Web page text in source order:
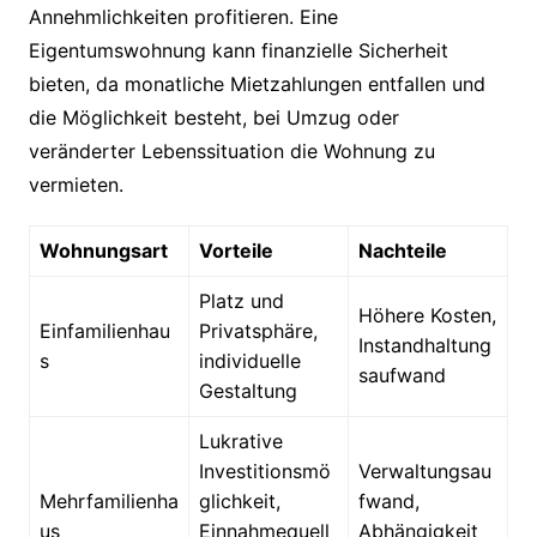
Annehmlichkeiten profitieren. Eine
Eigentumswohnung kann finanzielle Sicherheit
bieten, da monatliche Mietzahlungen entfallen und
die Möglichkeit besteht, bei Umzug oder
veränderter Lebenssituation die Wohnung zu
vermieten.
Wohnungsart Vorteile Nachteile
Einfamilienhau
s
Platz und
Privatsphäre,
individuelle
Gestaltung
Höhere Kosten,
Instandhaltung
saufwand
Mehrfamilienha
us
Lukrative
Investitionsmö
glichkeit,
Einnahmequell
Verwaltungsau
fwand,
Abhängigkeit